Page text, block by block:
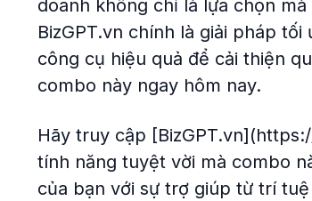
doanh không chỉ là lựa chọn
BizGPT.vn chính là giải pháp
công cụ hiệu quả để cải thiện
combo này ngay hôm nay.
Hãy truy cập
tính năng tuyệt vời mà combo
của bạn với sự trợ giúp từ trí